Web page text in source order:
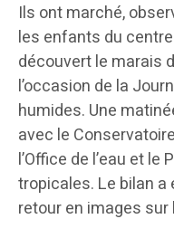
Ils ont marché,
les enfants du
découvert le marais
l’occasion de la
humides. Une
avec le
l’Office de l’eau et
tropicales. Le bilan a
retour en images sur